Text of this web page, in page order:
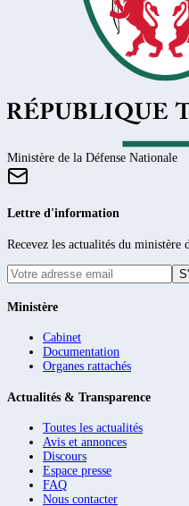
Ministère de la Défense Nationale
Lettre d'information
Recevez les actualités du ministère
Ministère
Cabinet
Documentation
Organes rattachés
Actualités & Transparence
Toutes les actualités
Avis et annonces
Discours
Espace presse
FAQ
Nous contacter